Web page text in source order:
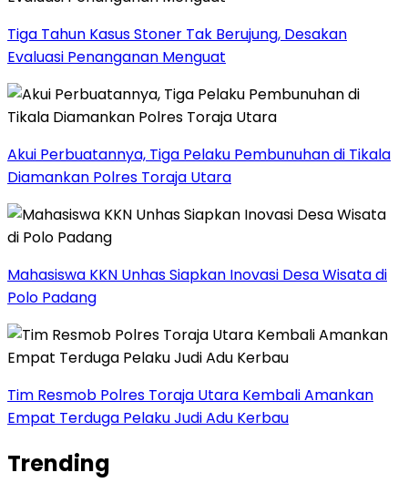
Tiga Tahun Kasus Stoner Tak Berujung, Desakan
Evaluasi Penanganan Menguat
Akui Perbuatannya, Tiga Pelaku Pembunuhan di Tikala
Diamankan Polres Toraja Utara
Mahasiswa KKN Unhas Siapkan Inovasi Desa Wisata di
Polo Padang
Tim Resmob Polres Toraja Utara Kembali Amankan
Empat Terduga Pelaku Judi Adu Kerbau
Trending